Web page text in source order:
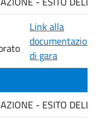
Link alla
documentazione
di gara
- ESITO